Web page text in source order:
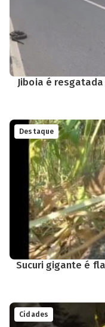
Jiboia é
Destaque
Sucuri gigante é
Cidades